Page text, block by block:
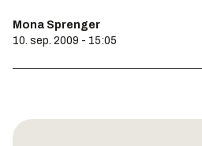
Mona Sprenger
10. sep. 2009 - 15:05